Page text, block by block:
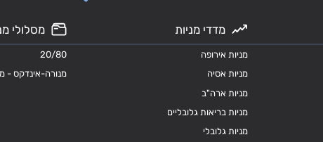
מדדי מניות
מניות אירופה
מניות אסיה
מניות ארה"ב
מניות בריאות גלובליים
מניות גלובלי
מסלולי
20/80
מנורה-אינדקס -